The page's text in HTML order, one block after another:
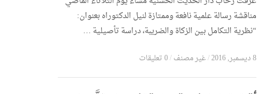
مناقشة رسالة علمية نافعة وممتازة لنيل الدكتوراه بعنوان:
“نظرية التكامل بين الزكاة والضريبة، دراسة تأصيلية …
8 ديسمبر, 2016 /غير مصنف/0 تعليقات